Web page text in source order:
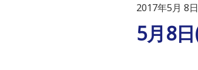
2017年5月 8日
5月8